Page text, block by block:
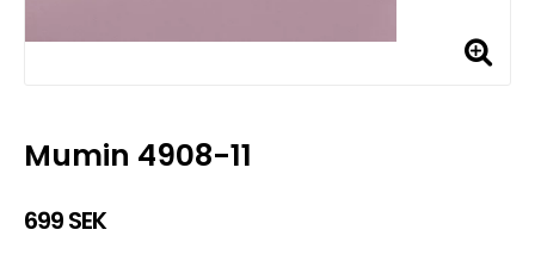
Mumin 4908-11
699 SEK